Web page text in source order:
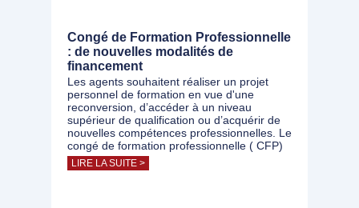
Congé de Formation Professionnelle
: de nouvelles modalités de
financement
Les agents souhaitent réaliser un projet
personnel de formation en vue d'une
reconversion, d’accéder à un niveau
supérieur de qualification ou d’acquérir de
nouvelles compétences professionnelles. Le
congé de formation professionnelle ( CFP)
LIRE LA SUITE >